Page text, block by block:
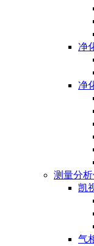
净
净
测量分
凯
气